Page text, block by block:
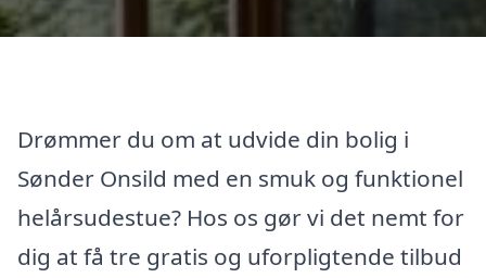
Drømmer du om at udvide din bolig i
Sønder Onsild med en smuk og funktionel
helårsudestue? Hos os gør vi det nemt for
dig at få tre gratis og uforpligtende tilbud